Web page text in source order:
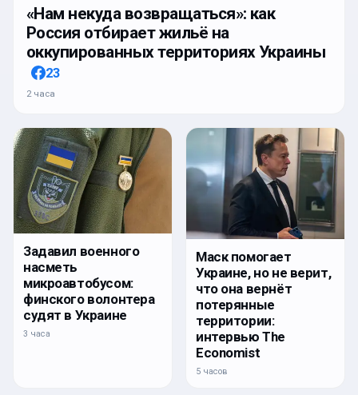
«Нам некуда возвращаться»: как
Россия отбирает жильё на
оккупированных территориях Украины
23
2 часа
Задавил военного
насметь
микроавтобусом:
финского волонтера
судят в Украине
3 часа
Маск помогает
Украине, но не верит,
что она вернёт
потерянные
территории:
интервью The
Economist
5 часов